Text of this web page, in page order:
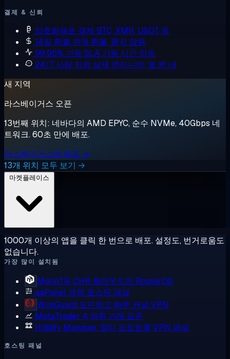
결제 & 신뢰
암호화폐로 결제 BTC, XMR, USDT 등
14일 환불 전액 환불, 묻지 않음
99.95% 가동 SLA 가동 시간 약속
24/7 사람 지원 실제 엔지니어, 몇 분 내
새 지역
라스베이거스 오픈
13번째 위치: 네바다의 AMD EPYC, 순수 NVMe, 40Gbps 네
트워크. 60초 만에 배포.
라스베이거스에 배포 →
13개 위치 모두 보기 →
1000개 이상의 앱을 클릭 한 번으로 배포. 설정도, 번거로움도
없습니다.
가장 많이 설치됨
MikroTik CHR 클라우드의 RouterOS
aaPanel 경량 호스팅 패널
WireGuard 모던하고 빠른 커널 VPN
MetaTrader 4 외환 거래 표준
Hiddify Manager 멀티 프로토콜 VPN 패널
호스팅 패널